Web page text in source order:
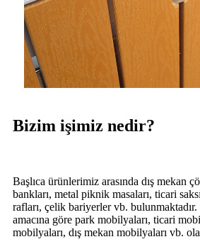
Bizim işimiz nedir?
Başlıca ürünlerimiz arasında dış mekan
bankları, metal piknik masaları, ticari
rafları, çelik bariyerler vb.
amacına göre park mobilyaları, ticari
mobilyaları, dış mekan mobilyaları vb.